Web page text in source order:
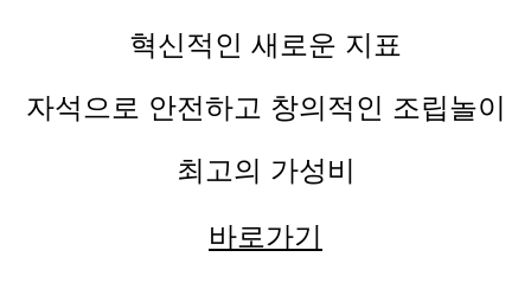
혁신적인 새로운 지표
자석으로 안전하고 창의적인 조립놀이
최고의 가성비
바로가기